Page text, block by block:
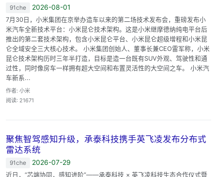
91che 2026-08-01
7月30日，小米集团在京举办造车以来的第二场技术发布会，重磅发布小
米汽车全新技术平台：小米昆仑技术架构。这是小米继摩德纳纯电平台后
推出的第二套技术架构，包含小米昆仑平台、小米昆仑超级增程和小米昆
仑全域安全三大核心技术。 小米集团创始人、董事长兼CEO雷军称，小米
昆仑技术架构历时三年半打造，目标是造一台既有SUV外观、驾驶性和通
过性，同时像房车一样拥有超大空间和布置灵活性的大空间之车。 小米汽
车新系...
作者: 小米
阅读: 21671
聚焦智驾感知升级，承泰科技携手英飞凌发布分布式
雷达系统
91che 2026-07-29
近日，“芯端协同，感知进阶”——承泰科技 × 英飞凌科技生态合作仪式暨